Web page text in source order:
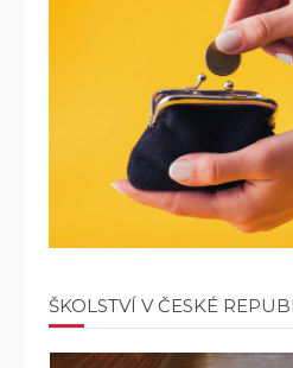
ŠKOLSTVÍ V ČESKÉ